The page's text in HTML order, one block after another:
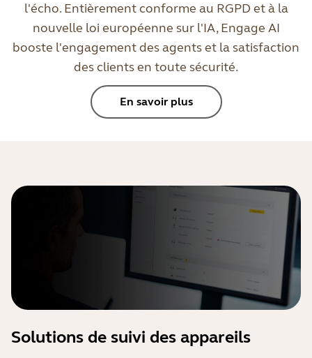
l'écho. Entièrement conforme au RGPD et à la
nouvelle loi européenne sur l'IA, Engage AI
booste l'engagement des agents et la satisfaction
des clients en toute sécurité.
En savoir plus
Solutions de suivi des appareils